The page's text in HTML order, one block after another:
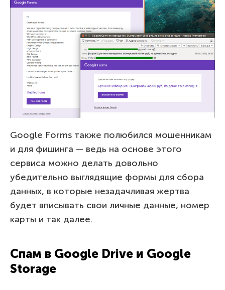
Google Forms также полюбился мошенникам
и для фишинга — ведь на основе этого
сервиса можно делать довольно
убедительно выглядящие формы для сбора
данных, в которые незадачливая жертва
будет вписывать свои личные данные, номер
карты и так далее.
Спам в Google Drive и Google
Storage